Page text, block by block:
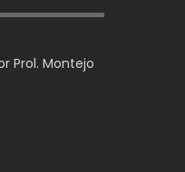
Prol. Montejo